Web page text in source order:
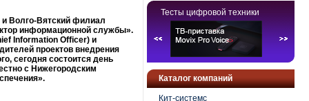
Тесты цифровой техники
Каталог компаний
Кит-системс
Волго-Вятский филиал
информационной службы».
Information Officer) и
проектов внедрения
сегодня состоится день
с Нижегородским